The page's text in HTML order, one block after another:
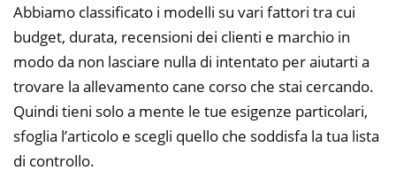
Abbiamo classificato i modelli su vari fattori tra cui
budget, durata, recensioni dei clienti e marchio in
modo da non lasciare nulla di intentato per aiutarti a
trovare la allevamento cane corso che stai cercando.
Quindi tieni solo a mente le tue esigenze particolari,
sfoglia l’articolo e scegli quello che soddisfa la tua lista
di controllo.